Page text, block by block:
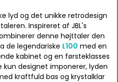
lyd og det unikke retrodesign
Inspireret af JBL's
denne højttaler den
de legendariske L100 med en
kabinet og en førsteklasses
designet imponerer, lyden
kraftfuld bas og krystalklar